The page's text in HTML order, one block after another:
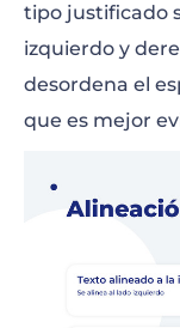
tipo justificado
izquierdo y
desordena el
que es mejor